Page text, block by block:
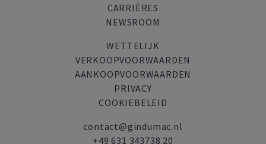
CARRIÈRES
NEWSROOM
WETTELIJK
VERKOOPVOORWAARDEN
AANKOOPVOORWAARDEN
PRIVACY
COOKIEBELEID
contact@gindumac.nl
+49 631 343738 20